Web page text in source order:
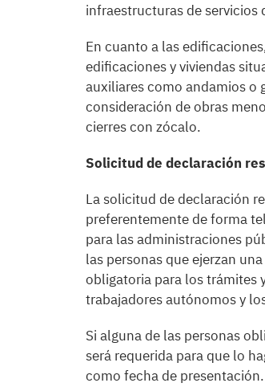
infraestructuras de
En cuanto a las
edificaciones y viviendas
auxiliares como andamios o
consideración de obras
cierres con zócalo.
Solicitud de declaración
La solicitud de declaración
preferentemente de forma
para las administraciones
las personas que ejerzan
obligatoria para los trámites
trabajadores autónomos y
Si alguna de las personas
será requerida para que lo
como fecha de presentación.